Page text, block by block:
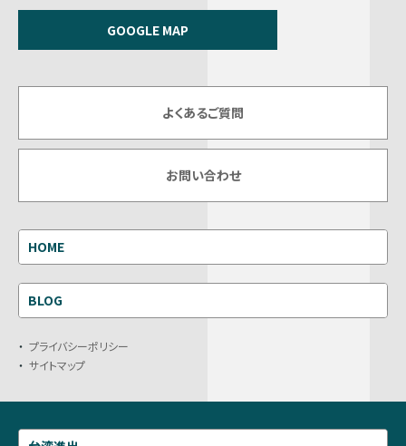
GOOGLE MAP
よくあるご質問
お問い合わせ
HOME
BLOG
プライバシーポリシー
サイトマップ